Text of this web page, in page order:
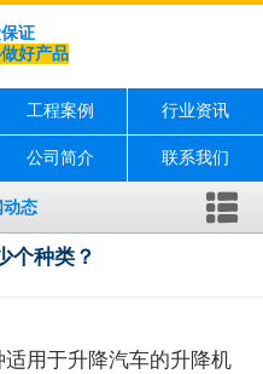
证
好产品
工程案例 行业资讯
公司简介 联系我们
动态
个种类？
用于升降汽车的升降机